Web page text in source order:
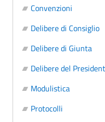
Convenzioni
Delibere di Consiglio
Delibere di Giunta
Delibere del
Modulistica
Protocolli